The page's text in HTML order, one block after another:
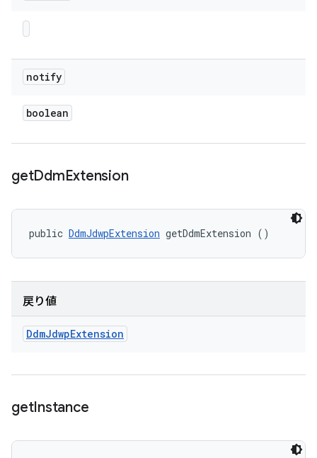
notify
boolean
getDdmExtension
public DdmJdwpExtension getDdmExtension ()
戻り値
DdmJdwpExtension
getInstance